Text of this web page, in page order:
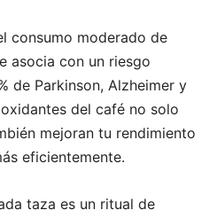
consumo moderado de
asocia con un riesgo
de Parkinson, Alzheimer y
del café no solo
mejoran tu rendimiento
eficientemente.
taza es un ritual de